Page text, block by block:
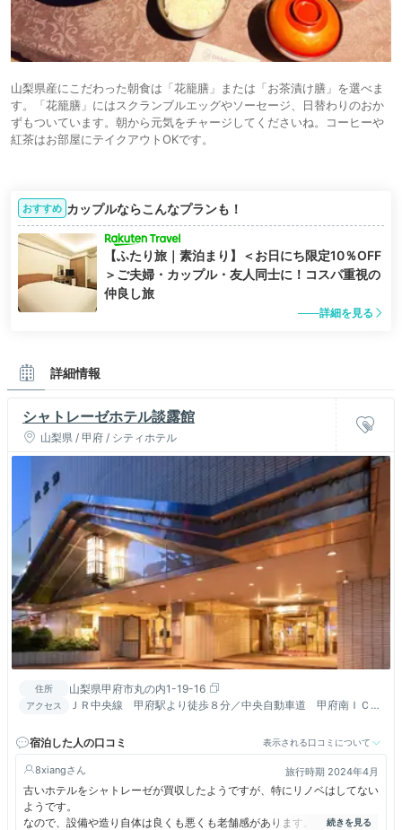
山梨県産にこだわった朝食は「花籠膳」または「お茶漬け膳」を選べま
す。「花籠膳」にはスクランブルエッグやソーセージ、日替わりのおか
ずもついています。朝から元気をチャージしてくださいね。コーヒーや
紅茶はお部屋にテイクアウトOKです。
おすすめ カップルならこんなプランも！
【ふたり旅｜素泊まり】＜お日にち限定10％OFF
＞ご夫婦・カップル・友人同士に！コスパ重視の
仲良し旅
詳細を見る
詳細情報
シャトレーゼホテル談露館
山梨県 / 甲府 / シティホテル
住所 山梨県甲府市丸の内1-19-16
アクセス
ＪＲ中央線 甲府駅より徒歩８分／中央自動車道 甲府南ＩＣよ
宿泊した人の口コミ
表示される口コミについて
8xiang 旅行時期 2024年4月
古いホテルをシャトレーゼが買収したようですが、特にリノベはしてない
ようです。
なので、設備や造り自体は良くも悪くも老舗感があります。